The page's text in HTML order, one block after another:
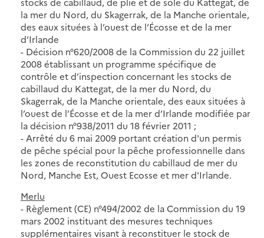
la mer du Nord, du Skagerrak, de la Manche orientale,
des eaux situées à l’ouest de l’Écosse et de la mer
d’Irlande
- Décision n°620/2008 de la Commission du 22 juillet
2008 établissant un programme spécifique de
contrôle et d’inspection concernant les stocks de
cabillaud du Kattegat, de la mer du Nord, du
Skagerrak, de la Manche orientale, des eaux situées à
l’ouest de l’Écosse et de la mer d’Irlande modifiée par
la décision n°938/2011 du 18 février 2011 ;
- Arrêté du 6 mai 2009 portant création d'un permis
de pêche spécial pour la pêche professionnelle dans
les zones de reconstitution du cabillaud de mer du
Nord, Manche Est, Ouest Ecosse et mer d'Irlande.
Merlu
- Règlement (CE) n°494/2002 de la Commission du 19
mars 2002 instituant des mesures techniques
supplémentaires visant à reconstituer le stock de